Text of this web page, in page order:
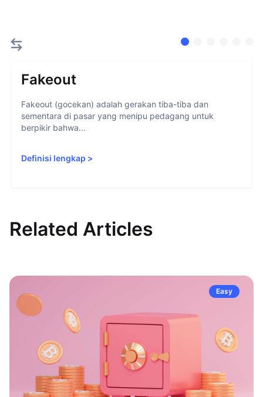
Fakeout
Fakeout (gocekan) adalah gerakan tiba-tiba dan
sementara di pasar yang menipu pedagang untuk
berpikir bahwa...
Definisi lengkap >
Related Articles
Easy